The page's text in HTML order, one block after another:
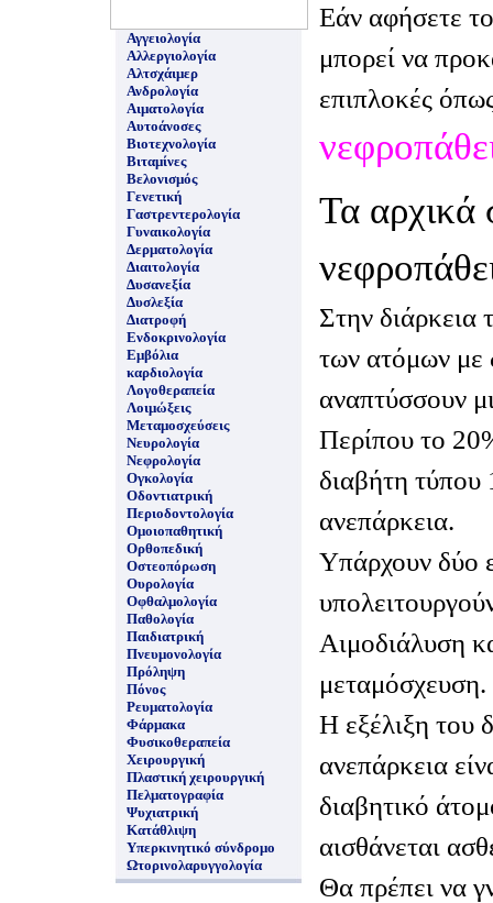
Αγγειολογία
Αλλεργιολογία
Αλτσχάιμερ
Ανδρολογία
Αιματολογία
Αυτοάνοσες
Βιοτεχνολογία
Βιταμίνες
Βελονισμός
Γενετική
Γαστρεντερολογία
Γυναικολογία
Δερματολογία
Διαιτολογία
Δυσανεξία
Δυσλεξία
Διατροφή
Ενδοκρινολογία
Εμβόλια
καρδιολογία
Λογοθεραπεία
Λοιμώξεις
Μεταμοσχεύσεις
Νευρολογία
Νεφρολογία
Ογκολογία
Οδοντιατρική
Περιοδοντολογία
Ομοιοπαθητική
Ορθοπεδική
Οστεοπόρωση
Ουρολογία
Οφθαλμολογία
Παθολογία
Παιδιατρική
Πνευμονολογία
Πρόληψη
Πόνος
Ρευματολογία
Φάρμακα
Φυσικοθεραπεία
Χειρουργική
Πλαστική χειρουργική
Πελματογραφία
Ψυχιατρική
Κατάθλιψη
Υπερκινητικό σύνδρομο
Ωτορινολαρυγγολογία
Εάν αφήσετε
μπορεί να
επιπλοκές
Τα αρχικά
Στην διάρκεια
των ατόμων με
αναπτύσσουν
Περίπου το
διαβήτη τύπου
ανεπάρκεια.
Υπάρχουν δύο
Αιμοδιάλυση
μεταμόσχευση.
Η εξέλιξη του
ανεπάρκεια
διαβητικό
αισθάνεται
Θα πρέπει να